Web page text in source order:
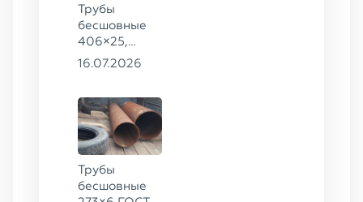
Трубы
бесшовные
406×25,
325×20,
09Г2С
16.07.2026
Трубы
бесшовные